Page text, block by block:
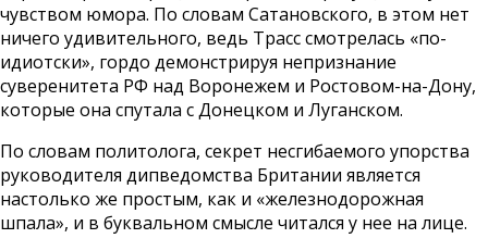
чувством юмора. По словам Сатановского, в этом нет
ничего удивительного, ведь Трасс смотрелась «по-
идиотски», гордо демонстрируя непризнание
суверенитета РФ над Воронежем и Ростовом-на-Дону,
которые она спутала с Донецком и Луганском.
По словам политолога, секрет несгибаемого упорства
руководителя дипведомства Британии является
настолько же простым, как и «железнодорожная
шпала», и в буквальном смысле читался у нее на лице.